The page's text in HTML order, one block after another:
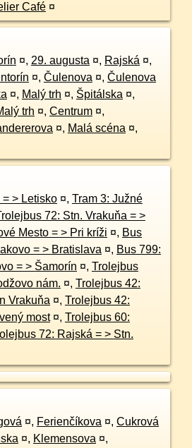
Café ¤
¤, 29. augusta ¤, Rajská ¤,
¤, Čulenova ¤, Čulenova
¤, Malý trh ¤, Špitálska ¤,
trh ¤, Centrum ¤,
¤, Malá scéna ¤,
Bus N61: Hlavná stanica = > Letisko ¤, Tram 3: Južné
72: Stn. Vrakuňa = >
Tram 4: Stn. Nové Mesto = > Pri kríži ¤, Bus
799: Šamorín = > Hamuliakovo = > Bratislava ¤, Bus 799:
Bratislava = > Hamuliakovo = > Šamorín ¤, Trolejbus
Vrakuňa = > Hodžovo nám. ¤, Trolejbus 42:
> Cintorín Vrakuňa ¤, Trolejbus 42:
= > Červený most ¤, Trolejbus 60:
72: Rajská = > Stn.
¤, Ferienčíkova ¤, Cukrová
¤, Klemensova ¤,